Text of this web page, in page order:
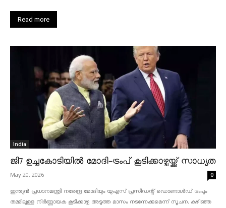
Read more
India
ജി7 ഉച്ചകോടിയിൽ മോദി-ട്രംപ് കൂടിക്കാഴ്ചയ്ക്ക് സാധ്യത
May 20, 2026 0
ഇന്ത്യൻ പ്രധാനമന്ത്രി നരേന്ദ്ര മോദിയും യുഎസ് പ്രസിഡന്റ് ഡൊണാൾഡ് ട്രംപും
തമ്മിലുള്ള നിർണ്ണായക കൂടിക്കാഴ്ച അടുത്ത മാസം നടന്നേക്കുമെന്ന് സൂചന. കഴിഞ്ഞ